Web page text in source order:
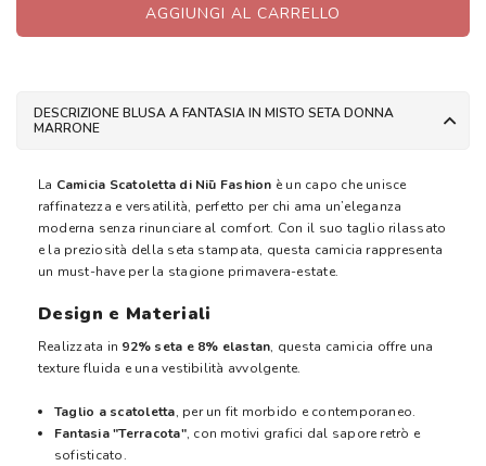
AGGIUNGI AL CARRELLO
DESCRIZIONE BLUSA A FANTASIA IN MISTO SETA DONNA
MARRONE
La Camicia Scatoletta di Niū Fashion è un capo che unisce
raffinatezza e versatilità, perfetto per chi ama un’eleganza
moderna senza rinunciare al comfort. Con il suo taglio rilassato
e la preziosità della seta stampata, questa camicia rappresenta
un must-have per la stagione primavera-estate.
Design e Materiali
Realizzata in 92% seta e 8% elastan, questa camicia offre una
texture fluida e una vestibilità avvolgente.
Taglio a scatoletta, per un fit morbido e contemporaneo.
Fantasia "Terracota", con motivi grafici dal sapore retrò e
sofisticato.